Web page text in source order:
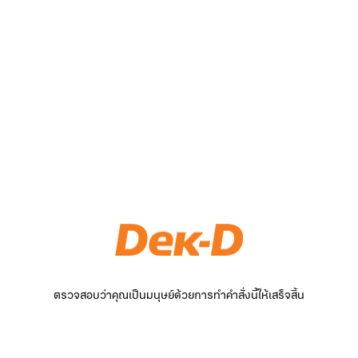
ตรวจสอบว่าคุณเป็นมนุษย์ด้วยการทำคำสั่งนี้ให้เสร็จสิ้น